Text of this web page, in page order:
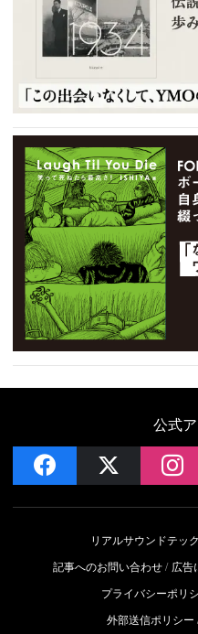
公式
facebook
リアルサウンドテッ
記事へのお問い合わせ
広告
プライバシーポリ
外部送信ポリシー